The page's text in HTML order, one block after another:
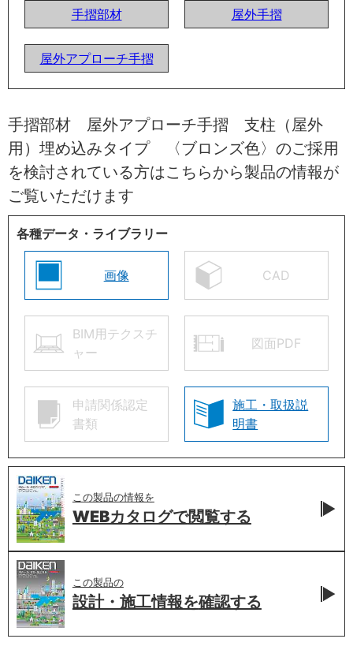
手摺部材
屋外手摺
屋外アプローチ手摺
手摺部材 屋外アプローチ手摺 支柱（屋外
用）埋め込みタイプ 〈ブロンズ色〉のご採用
を検討されている方はこちらから製品の情報が
ご覧いただけます
各種データ・ライブラリー
画像 CAD
BIM用テクスチ
ャー
図面PDF
申請関係認定
書類
施工・取扱説
明書
この製品の情報を
WEBカタログで閲覧する
この製品の
設計・施工情報を確認する